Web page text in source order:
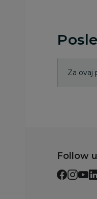
Za ovaj
Follow